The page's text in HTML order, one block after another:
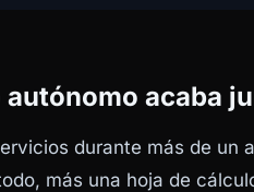
acaba
durante más de un
más una hoja de